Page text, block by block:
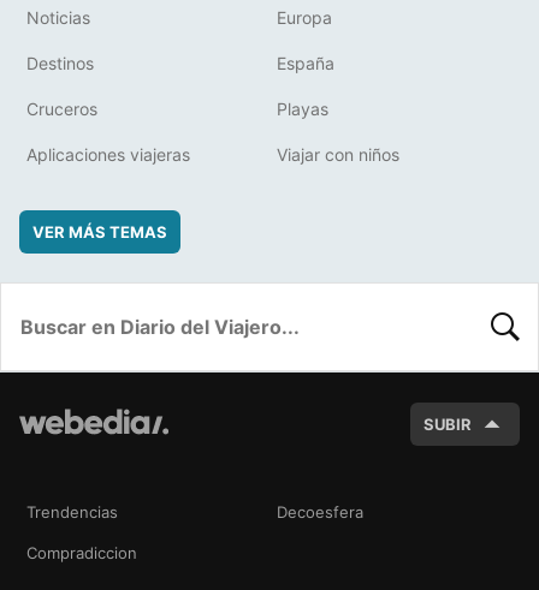
Noticias Europa
Destinos España
Cruceros Playas
Aplicaciones viajeras Viajar con niños
VER MÁS TEMAS
SUBIR
Trendencias Decoesfera
Compradiccion